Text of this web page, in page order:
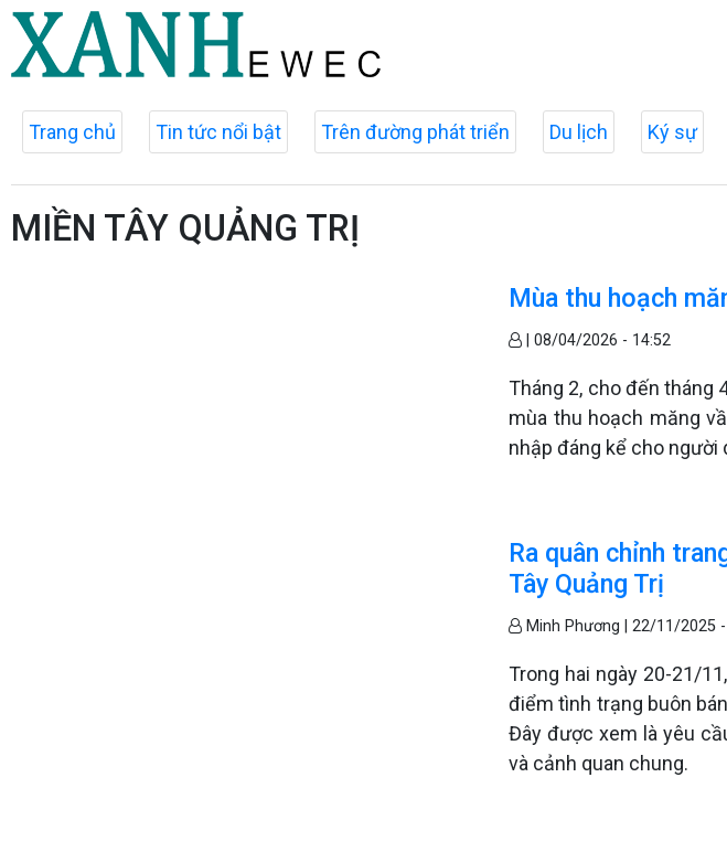
Trang chủ Tin tức nổi bật Trên đường phát triển Du lịch Ký sự
MIỀN TÂY QUẢNG TRỊ
Mùa thu hoạch
|08/04/2026 - 14:52
Tháng 2, cho đến tháng
mùa thu hoạch măng
nhập đáng kể cho người
Ra quân chỉnh
Tây Quảng Trị
Minh Phương |22/11/2025
Trong hai ngày 20-21/
điểm tình trạng buôn
Đây được xem là yêu
và cảnh quan chung.